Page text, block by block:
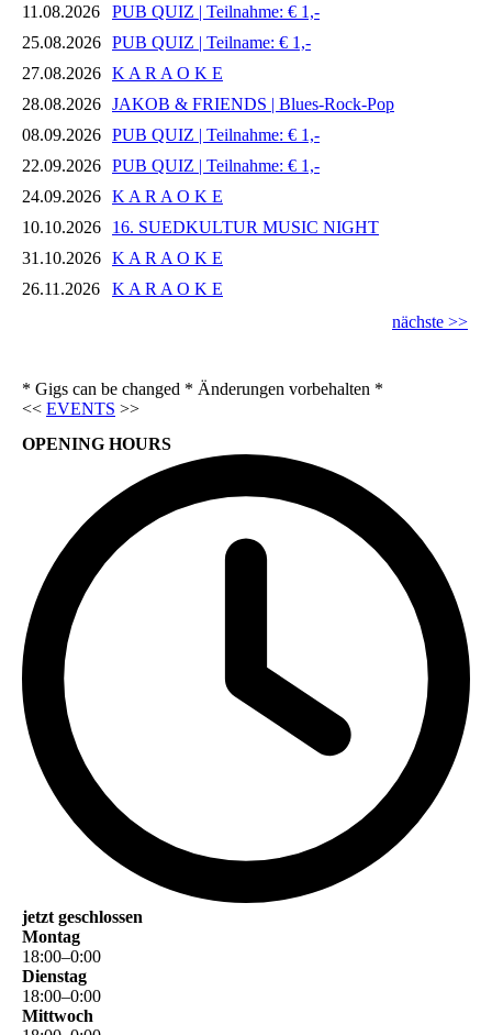
11.08.2026
PUB QUIZ | Teilnahme: € 1,-
25.08.2026 PUB QUIZ | Teilname: € 1,-
27.08.2026 K A R A O K E
28.08.2026 JAKOB & FRIENDS | Blues-Rock-Pop
08.09.2026 PUB QUIZ | Teilnahme: € 1,-
22.09.2026 PUB QUIZ | Teilnahme: € 1,-
24.09.2026 K A R A O K E
10.10.2026
16. SUEDKULTUR MUSIC NIGHT
31.10.2026 K A R A O K E
26.11.2026
K A R A O K E
nächste >>
* Gigs can be changed * Änderungen vorbehalten *
<< EVENTS >>
OPENING HOURS
jetzt geschlossen
Montag
18:00–0:00
Dienstag
18:00–0:00
Mittwoch